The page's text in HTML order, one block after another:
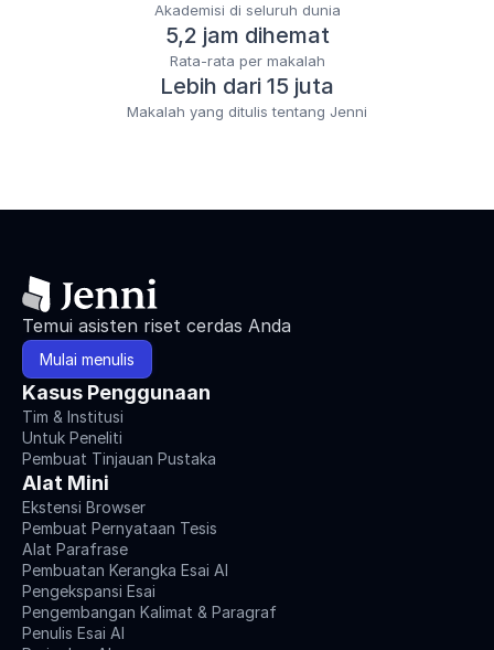
Akademisi di seluruh dunia
5,2 jam dihemat
Rata-rata per makalah
Lebih dari 15 juta
Makalah yang ditulis tentang Jenni
Temui asisten riset cerdas Anda
Mulai menulis
Kasus Penggunaan
Tim & Institusi
Untuk Peneliti
Pembuat Tinjauan Pustaka
Alat Mini
Ekstensi Browser
Pembuat Pernyataan Tesis
Alat Parafrase
Pembuatan Kerangka Esai AI
Pengekspansi Esai
Pengembangan Kalimat & Paragraf
Penulis Esai AI